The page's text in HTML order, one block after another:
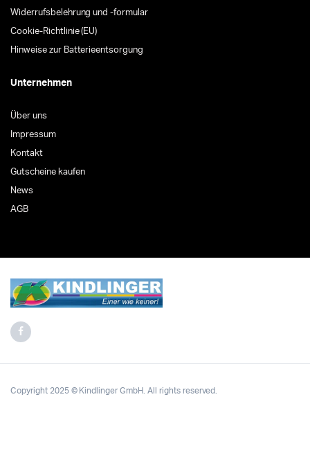
Widerrufsbelehrung und -formular
Cookie-Richtlinie (EU)
Hinweise zur Batterieentsorgung
Unternehmen
Über uns
Impressum
Kontakt
Gutscheine kaufen
News
AGB
Copyright 2025 © Kindlinger GmbH. All rights reserved.